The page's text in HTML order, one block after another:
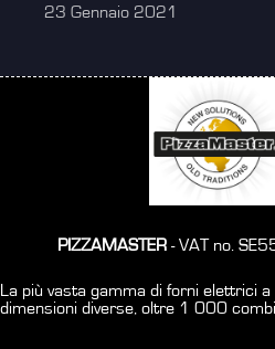
23 Gennaio 2021
PIZZAMASTER- VAT no.
La più vasta gamma di forni elettrici
dimensioni diverse, oltre 1 000